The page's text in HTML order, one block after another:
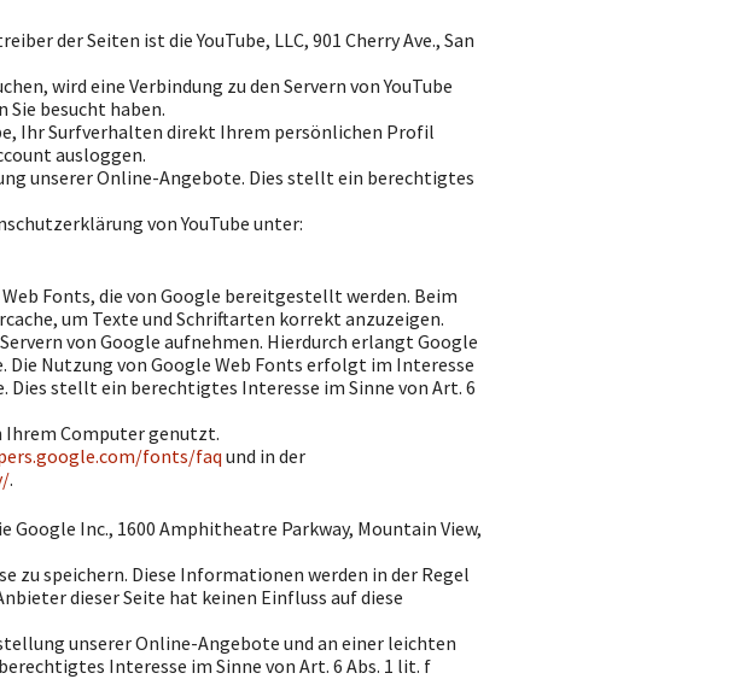
der Seiten ist die YouTube, LLC, 901 Cherry Ave., San
wird eine Verbindung zu den Servern von YouTube
besucht haben.
Ihr Surfverhalten direkt Ihrem persönlichen Profil
ausloggen.
unserer Online-Angebote. Dies stellt ein berechtigtes
von YouTube unter:
Fonts, die von Google bereitgestellt werden. Beim
um Texte und Schriftarten korrekt anzuzeigen.
von Google aufnehmen. Hierdurch erlangt Google
Die Nutzung von Google Web Fonts erfolgt im Interesse
stellt ein berechtigtes Interesse im Sinne von Art. 6
Ihrem Computer genutzt.
fonts/faq und in der
.
Inc., 1600 Amphitheatre Parkway, Mountain View,
zu speichern. Diese Informationen werden in der Regel
dieser Seite hat keinen Einfluss auf diese
unserer Online-Angebote und an einer leichten
Interesse im Sinne von Art. 6 Abs. 1 lit. f